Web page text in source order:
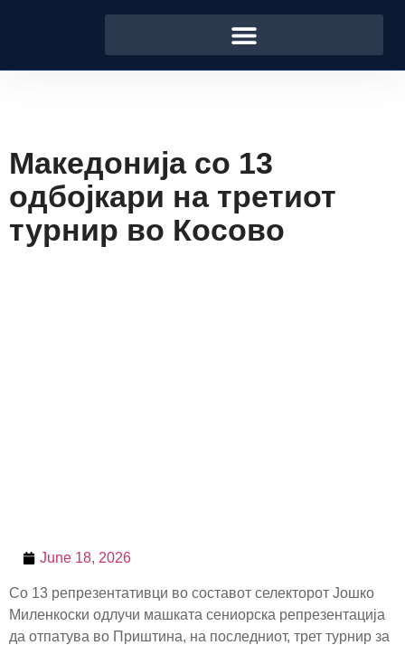
Македонија со 13
одбојкари на третиот
турнир во Косово
June 18, 2026
Со 13 репрезентативци во составот селекторот Јошко
Миленкоски одлучи машката сениорска репрезентација
да отпатува во Приштина, на последниот, трет турнир за